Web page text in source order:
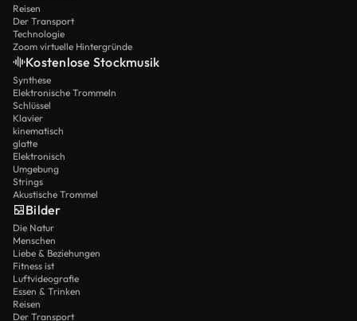
Reisen
Der Transport
Technologie
Zoom virtuelle Hintergründe
Kostenlose Stockmusik
Synthese
Elektronische Trommeln
Schlüssel
Klavier
kinematisch
glatte
Elektronisch
Umgebung
Strings
Akustische Trommel
Bilder
Die Natur
Menschen
Liebe & Beziehungen
Fitness ist
Luftvideografie
Essen & Trinken
Reisen
Der Transport